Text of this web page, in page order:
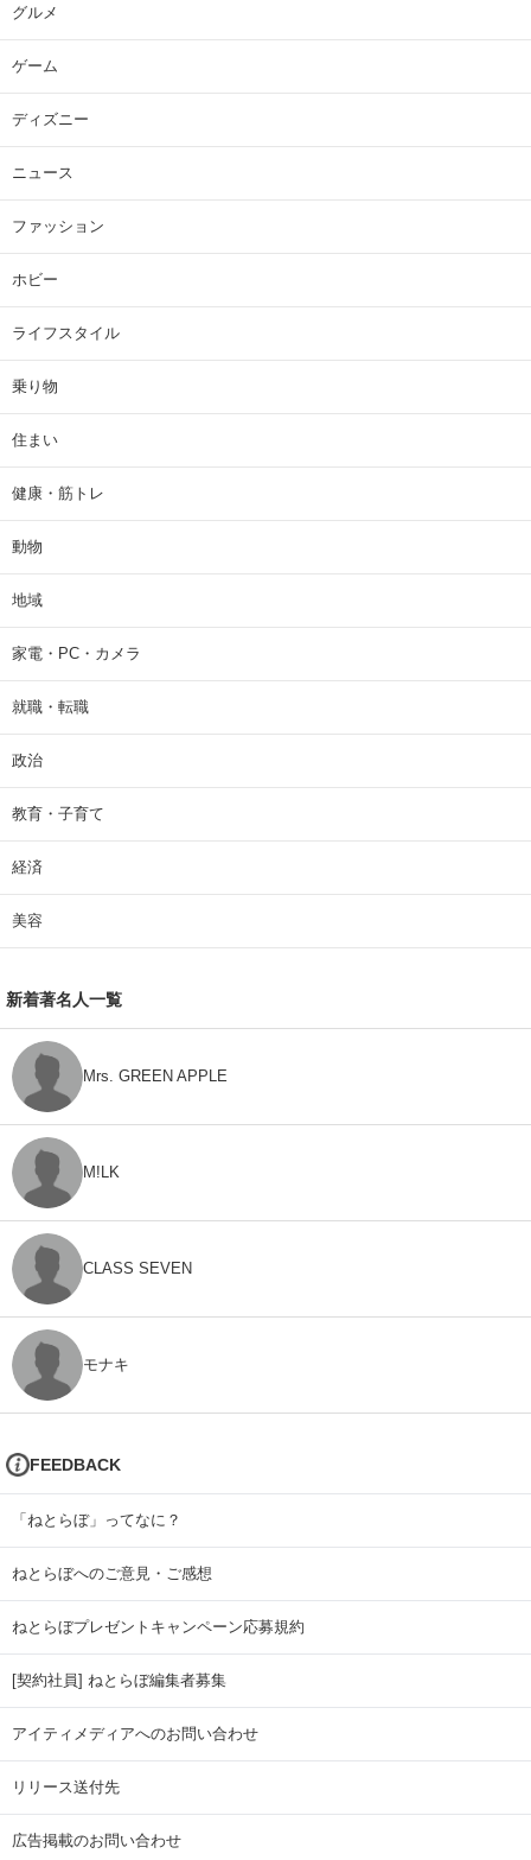
グルメ
ゲーム
ディズニー
ニュース
ファッション
ホビー
ライフスタイル
乗り物
住まい
健康・筋トレ
動物
地域
家電・PC・カメラ
就職・転職
政治
教育・子育て
経済
美容
新着著名人一覧
Mrs. GREEN APPLE
M!LK
CLASS SEVEN
モナキ
FEEDBACK
「ねとらぼ」ってなに？
ねとらぼへのご意見・ご感想
ねとらぼプレゼントキャンペーン応募規約
[契約社員] ねとらぼ編集者募集
アイティメディアへのお問い合わせ
リリース送付先
広告掲載のお問い合わせ